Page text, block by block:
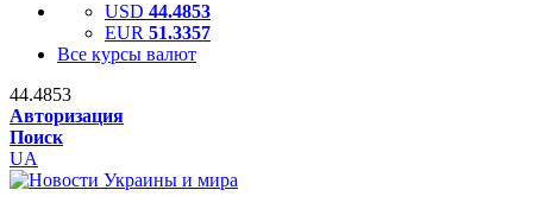
USD 44.4853
EUR 51.3357
Все курсы валют
44.4853
Авторизация
Поиск
UA